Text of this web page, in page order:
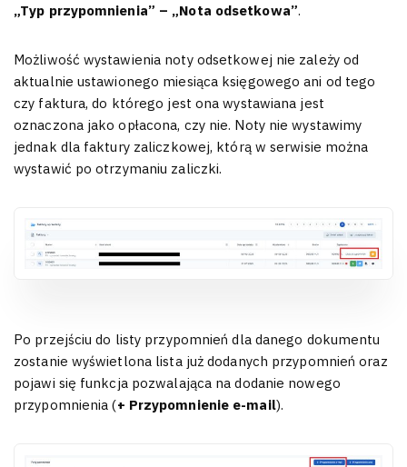
„Typ przypomnienia” – „Nota odsetkowa”.
Możliwość wystawienia noty odsetkowej nie zależy od
aktualnie ustawionego miesiąca księgowego ani od tego
czy faktura, do którego jest ona wystawiana jest
oznaczona jako opłacona, czy nie. Noty nie wystawimy
jednak dla faktury zaliczkowej, którą w serwisie można
wystawić po otrzymaniu zaliczki.
Po przejściu do listy przypomnień dla danego dokumentu
zostanie wyświetlona lista już dodanych przypomnień oraz
pojawi się funkcja pozwalająca na dodanie nowego
przypomnienia (+ Przypomnienie e-mail).